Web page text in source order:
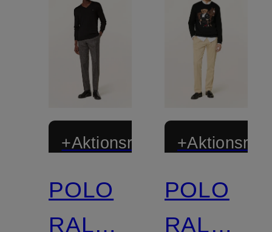
+Aktionsrabatt
Zertifiziert
POLO
RALPH
POLO
RALPH